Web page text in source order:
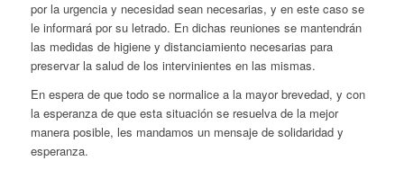
por la urgencia y necesidad sean necesarias, y en este caso se
le informará por su letrado. En dichas reuniones se mantendrán
las medidas de higiene y distanciamiento necesarias para
preservar la salud de los intervinientes en las mismas.
En espera de que todo se normalice a la mayor brevedad, y con
la esperanza de que esta situación se resuelva de la mejor
manera posible, les mandamos un mensaje de solidaridad y
esperanza.